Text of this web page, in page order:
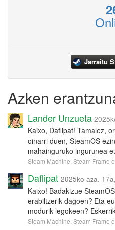
Jarraitu
Azken
Lander Unzueta
Kaixo, Daflipat! Tamalez,
oinarri duen, SteamOS
mahainguruko ingurunea
Steam Machine, Steam Frame
Daflipat 2025ko aza.
Kaixo! Badakizue
erabiltzerik dagoen? Eta
modurik legokeen?
Steam Machine, Steam Frame